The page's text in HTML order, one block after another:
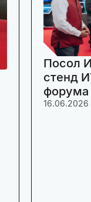
Посол
стенд
16.06.2026